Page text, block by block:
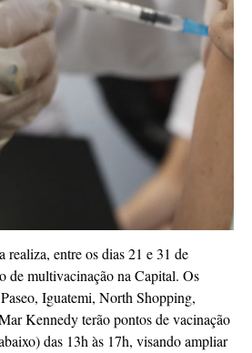
realiza, entre os dias 21 e 31 de
de multivacinação na Capital. Os
Iguatemi, North Shopping,
Kennedy terão pontos de vacinação
das 13h às 17h, visando ampliar